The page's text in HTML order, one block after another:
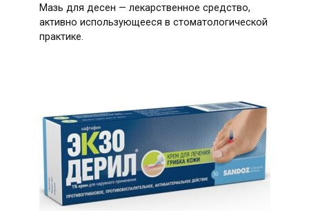
Мазь для десен — лекарственное средство,
активно использующееся в стоматологической
практике.